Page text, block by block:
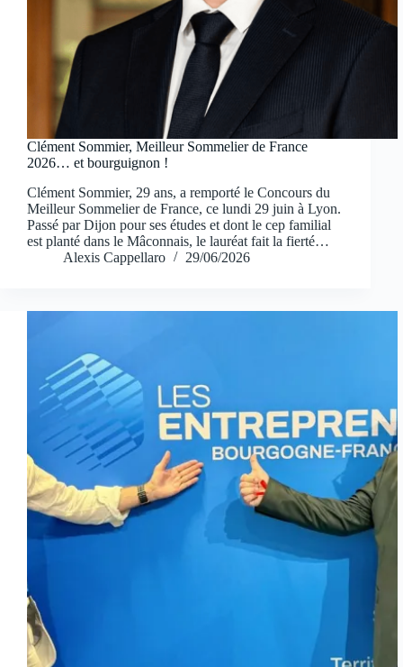
Clément Sommier, Meilleur Sommelier de France
2026… et bourguignon !
Clément Sommier, 29 ans, a remporté le Concours du
Meilleur Sommelier de France, ce lundi 29 juin à Lyon.
Passé par Dijon pour ses études et dont le cep familial
est planté dans le Mâconnais, le lauréat fait la fierté…
Alexis Cappellaro
29/06/2026